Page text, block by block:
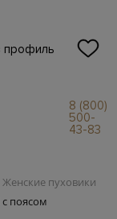
профиль
8 (800)
500-
43-83
Женские пуховики
поясом